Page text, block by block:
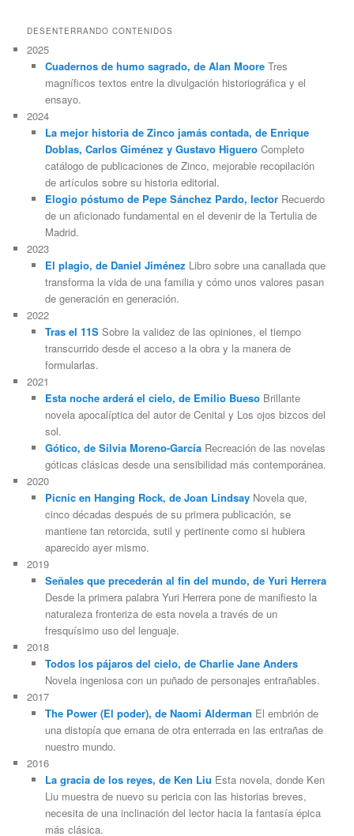
DESENTERRANDO CONTENIDOS
2025
Cuadernos de humo sagrado, de Alan MooreTres
magníficos textos entre la divulgación historiográfica y el
ensayo.
2024
La mejor historia de Zinco jamás contada, de Enrique
Doblas, Carlos Giménez y Gustavo HigueroCompleto
catálogo de publicaciones de Zinco, mejorable recopilación
de artículos sobre su historia editorial.
Elogio póstumo de Pepe Sánchez Pardo, lectorRecuerdo
de un aficionado fundamental en el devenir de la Tertulia de
Madrid.
2023
El plagio, de Daniel Jiménez Libro sobre una canallada que
transforma la vida de una familia y cómo unos valores pasan
de generación en generación.
2022
Tras el 11SSobre la validez de las opiniones, el tiempo
transcurrido desde el acceso a la obra y la manera de
formularlas.
2021
Esta noche arderá el cielo, de Emilio BuesoBrillante
novela apocalíptica del autor de Cenital y Los ojos bizcos del
sol.
Gótico, de Silvia Moreno-GarcíaRecreación de las novelas
góticas clásicas desde una sensibilidad más contemporánea.
2020
Picnic en Hanging Rock, de Joan LindsayNovela que,
cinco décadas después de su primera publicación, se
mantiene tan retorcida, sutil y pertinente como si hubiera
aparecido ayer mismo.
2019
Señales que precederán al fin del mundo, de Yuri Herrera
Desde la primera palabra Yuri Herrera pone de manifiesto la
naturaleza fronteriza de esta novela a través de un
fresquísimo uso del lenguaje.
2018
Todos los pájaros del cielo, de Charlie Jane Anders
Novela ingeniosa con un puñado de personajes entrañables.
2017
The Power (El poder), de Naomi Alderman El embrión de
una distopía que emana de otra enterrada en las entrañas de
nuestro mundo.
2016
La gracia de los reyes, de Ken Liu Esta novela, donde Ken
Liu muestra de nuevo su pericia con las historias breves,
necesita de una inclinación del lector hacia la fantasía épica
más clásica.